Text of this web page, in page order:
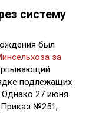
систему
был
за
подлежащих
Однако 27 июня
№251,